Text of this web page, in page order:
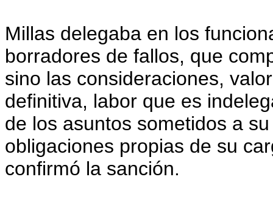
Millas delegaba en los
borradores de fallos, que
sino las consideraciones,
definitiva, labor que es
de los asuntos sometidos a
obligaciones propias de su
confirmó la sanción.